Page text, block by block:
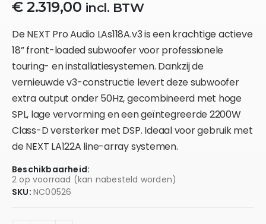
€2.319,00 incl. BTW
De NEXT Pro Audio LAs118A.v3 is een krachtige actieve
18” front-loaded subwoofer voor professionele
touring- en installatiesystemen. Dankzij de
vernieuwde v3-constructie levert deze subwoofer
extra output onder 50Hz, gecombineerd met hoge
SPL, lage vervorming en een geïntegreerde 2200W
Class-D versterker met DSP. Ideaal voor gebruik met
de NEXT LA122A line-array systemen.
Beschikbaarheid:
2 op voorraad (kan nabesteld worden)
SKU: NC00526